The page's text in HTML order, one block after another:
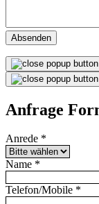
Absenden
Anfrage
Anrede *
Name *
Telefon/Mobile *